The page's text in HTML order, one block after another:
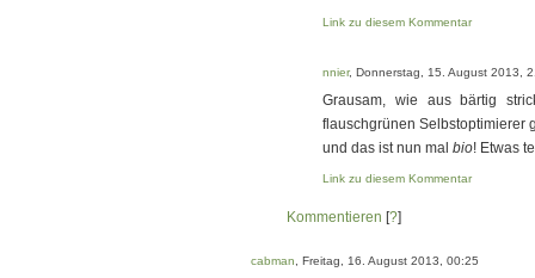
Link zu diesem Kommentar
nnier, Donnerstag, 15. August 2013,
Grausam, wie aus bärtig
flauschgrünen Selbstoptimierer
und das ist nun mal bio! Etwas
Link zu diesem Kommentar
Kommentieren [?]
cabman , Freitag, 16. August 2013, 00:25